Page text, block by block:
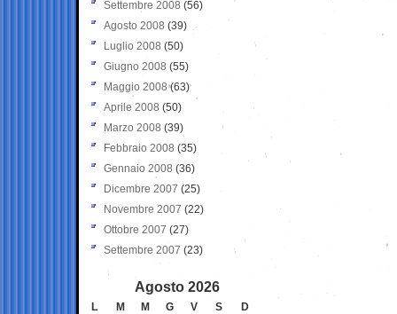
Settembre 2008 (56)
Agosto 2008 (39)
Luglio 2008 (50)
Giugno 2008 (55)
Maggio 2008(63)
Aprile 2008 (50)
Marzo 2008 (39)
Febbraio 2008 (35)
Gennaio 2008 (36)
Dicembre 2007 (25)
Novembre 2007 (22)
Ottobre 2007 (27)
Settembre 2007 (23)
Agosto 2026
L M M G V S
D